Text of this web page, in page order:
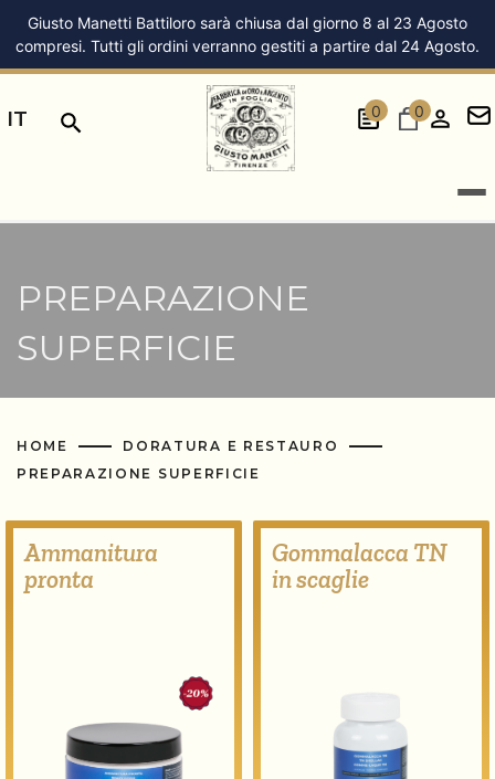
Giusto Manetti Battiloro sarà chiusa dal giorno 8 al 23 Agosto
compresi. Tutti gli ordini verranno gestiti a partire dal 24 Agosto.
IT 0 0
PREPARAZIONE
SUPERFICIE
HOME
DORATURA E RESTAURO
PREPARAZIONE SUPERFICIE
Ammanitura
pronta
Gommalacca TN
in scaglie